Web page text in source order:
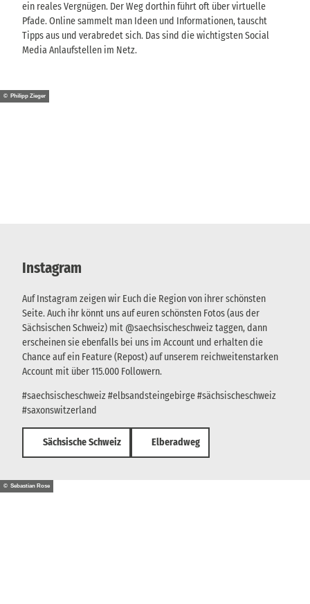
ein reales Vergnügen. Der Weg dorthin führt oft über virtuelle
Pfade. Online sammelt man Ideen und Informationen, tauscht
Tipps aus und verabredet sich. Das sind die wichtigsten Social
Media Anlaufstellen im Netz.
© Philipp Zieger
Instagram
Auf Instagram zeigen wir Euch die Region von ihrer schönsten
Seite. Auch ihr könnt uns auf euren schönsten Fotos (aus der
Sächsischen Schweiz) mit @saechsischeschweiz taggen, dann
erscheinen sie ebenfalls bei uns im Account und erhalten die
Chance auf ein Feature (Repost) auf unserem reichweitenstarken
Account mit über 115.000 Followern.
#saechsischeschweiz #elbsandsteingebirge #sächsischeschweiz
#saxonswitzerland
Sächsische Schweiz Elberadweg
© Sebastian Rose